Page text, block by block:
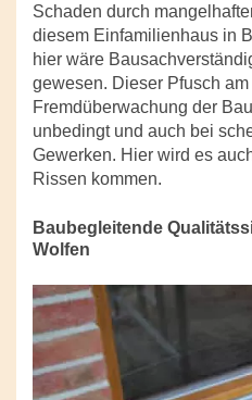
Schaden durch
diesem Einfamilienhaus in
hier wäre
gewesen. Dieser Pfusch
Fremdüberwachung der
unbedingt und auch bei
Gewerken. Hier wird es
Rissen kommen.
Baubegleitende
Wolfen